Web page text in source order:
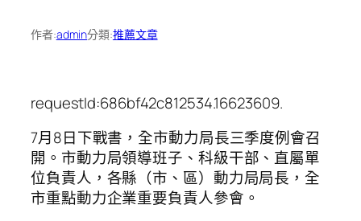
作者:admin分類:推薦文章
requestId:686bf42c812534.16623609.
7月8日下戰書，全市動力局長三季度例會召
開。市動力局領導班子、科級干部、直屬單
位負責人，各縣（市、區）動力局局長，全
市重點動力企業重要負責人參會。